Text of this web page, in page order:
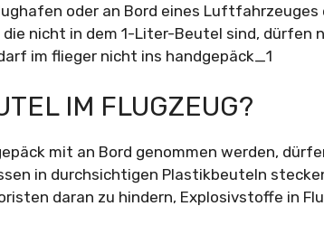
oder an Bord eines Luftfahrzeuges
nicht in dem 1-Liter-Beutel sind, dürfen
IM FLUGZEUG?
mit an Bord genommen werden,
in durchsichtigen Plastikbeuteln
daran zu hindern, Explosivstoffe in